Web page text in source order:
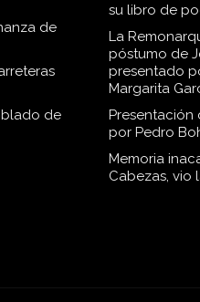
de
de
su libro de
La
póstumo de
presentado
Margarita
Presentación
por Pedro
Memoria
Cabezas, vio